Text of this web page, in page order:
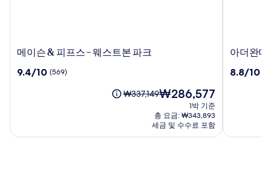
메
슨
-
메이슨 & 피프스 - 웨스트본 파크
10
점,
9.4/10 (569)
요
₩337,149
이
₩337,149현
요
금
₩286,577
₩286,577
1박 기준
총 요금: ₩343,893
세금 및 수수료 포함
아
완
드
아더완더
10
점,
8.8/10